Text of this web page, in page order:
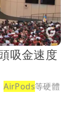
吸金速度
AirPods等硬體